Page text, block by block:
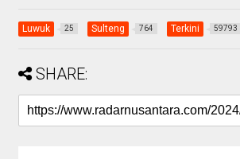
Luwuk 25 Sulteng 764 Terkini 59793
SHARE: